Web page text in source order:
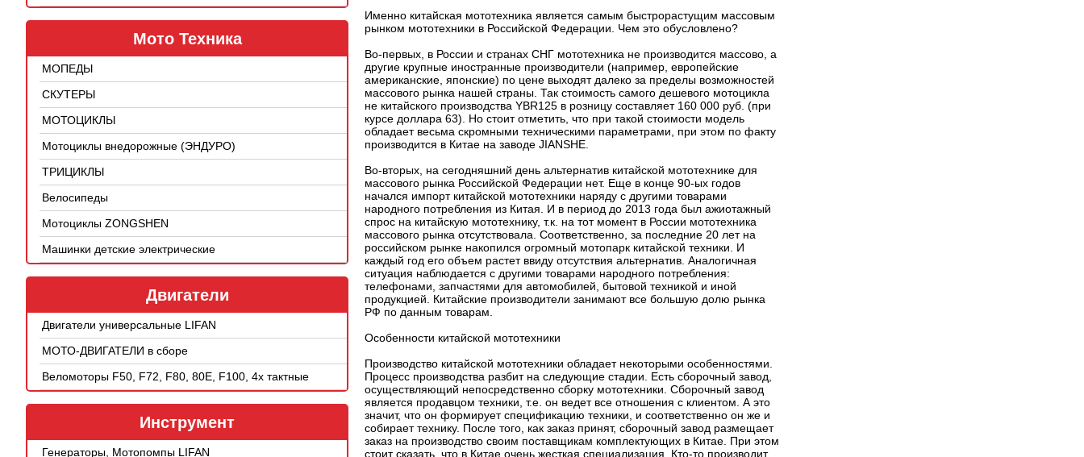
Мото Техника
МОПЕДЫ
СКУТЕРЫ
МОТОЦИКЛЫ
Мотоциклы внедорожные (ЭНДУРО)
ТРИЦИКЛЫ
Велосипеды
Мотоциклы ZONGSHEN
Машинки детские электрические
Двигатели
Двигатели универсальные LIFAN
МОТО-ДВИГАТЕЛИ в сборе
Веломоторы F50, F72, F80, 80E, F100, 4х тактные
Инструмент
Генераторы, Мотопомпы LIFAN
Именно китайская мототехника является самым быстрорастущим массовым
рынком мототехники в Российской Федерации. Чем это обусловлено?
Во-первых, в России и странах СНГ мототехника не производится массово, а
другие крупные иностранные производители (например, европейские
американские, японские) по цене выходят далеко за пределы возможностей
массового рынка нашей страны. Так стоимость самого дешевого мотоцикла
не китайского производства YBR125 в розницу составляет 160 000 руб. (при
курсе доллара 63). Но стоит отметить, что при такой стоимости модель
обладает весьма скромными техническими параметрами, при этом по факту
производится в Китае на заводе JIANSHE.
Во-вторых, на сегодняшний день альтернатив китайской мототехнике для
массового рынка Российской Федерации нет. Еще в конце 90-ых годов
начался импорт китайской мототехники наряду с другими товарами
народного потребления из Китая. И в период до 2013 года был ажиотажный
спрос на китайскую мототехнику, т.к. на тот момент в России мототехника
массового рынка отсутствовала. Соответственно, за последние 20 лет на
российском рынке накопился огромный мотопарк китайской техники. И
каждый год его объем растет ввиду отсутствия альтернатив. Аналогичная
ситуация наблюдается с другими товарами народного потребления:
телефонами, запчастями для автомобилей, бытовой техникой и иной
продукцией. Китайские производители занимают все большую долю рынка
РФ по данным товарам.
Особенности китайской мототехники
Производство китайской мототехники обладает некоторыми особенностями.
Процесс производства разбит на следующие стадии. Есть сборочный завод,
осуществляющий непосредственно сборку мототехники. Сборочный завод
является продавцом техники, т.е. он ведет все отношения с клиентом. А это
значит, что он формирует спецификацию техники, и соответственно он же и
собирает технику. После того, как заказ принят, сборочный завод размещает
заказ на производство своим поставщикам комплектующих в Китае. При этом
стоит сказать, что в Китае очень жесткая специализация. Кто-то производит